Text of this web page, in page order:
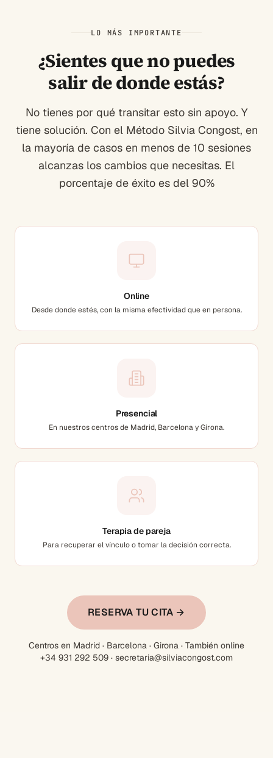
LO MÁS IMPORTANTE
¿Sientes que no puedes
salir de donde estás?
No tienes por qué transitar esto sin apoyo. Y
tiene solución. Con el Método Silvia Congost, en
la mayoría de casos en menos de 10 sesiones
alcanzas los cambios que necesitas. El
porcentaje de éxito es del 90%
Online
Desde donde estés, con la misma efectividad que en persona.
Presencial
En nuestros centros de Madrid, Barcelona y Girona.
Terapia de pareja
Para recuperar el vínculo o tomar la decisión correcta.
RESERVA TU CITA →
Centros en Madrid · Barcelona · Girona · También online
+34 931 292 509 · secretaria@silviacongost.com